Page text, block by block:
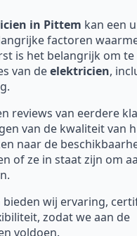
in Pittem kan een
factoren
is het belangrijk om
van deelektricien,
reviews van eerdere
van de kwaliteit van
naar de
of ze in staat zijn om
bieden wij ervaring,
zodat we aan de
voldoen.